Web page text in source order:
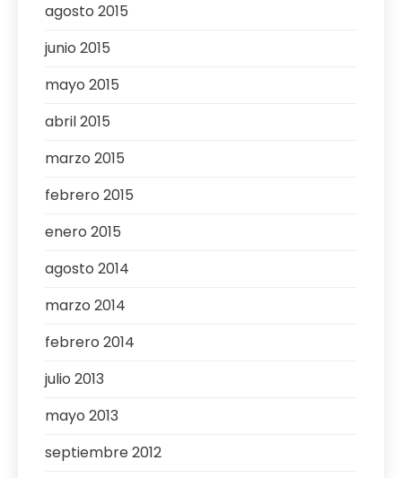
agosto 2015
junio 2015
mayo 2015
abril 2015
marzo 2015
febrero 2015
enero 2015
agosto 2014
marzo 2014
febrero 2014
julio 2013
mayo 2013
septiembre 2012